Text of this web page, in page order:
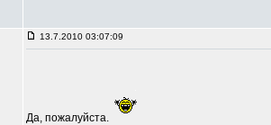
13.7.2010 03:07:09
Да, пожалуйста.